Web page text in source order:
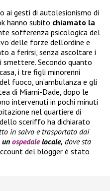
ai gesti di autolesionismo di
hanno subito chiamato la
sofferenza psicologica del
delle forze dell’ordine e
a ferirsi, senza ascoltare i
Secondo quanto
i tre figli minorenni
fuoco, un’ambulanza e gli
di Miami-Dade, dopo le
intervenuti in pochi minuti
nel quartiere di
sceriffo ha dichiarato
in salvo e trasportato dai
ospedalelocale, dove sta
del blogger è stato